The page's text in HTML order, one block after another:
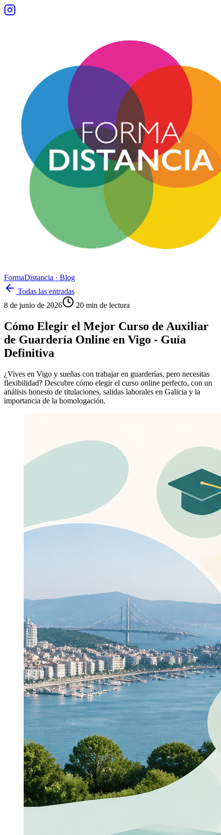
FormaDistancia · Blog
Todas las entradas
8 de junio de 2026
20 min de lectura
Cómo Elegir el Mejor Curso de Auxiliar
de Guardería Online en Vigo - Guía
Definitiva
¿Vives en Vigo y sueñas con trabajar en guarderías, pero necesitas
flexibilidad? Descubre cómo elegir el curso online perfecto, con un
análisis honesto de titulaciones, salidas laborales en Galicia y la
importancia de la homologación.